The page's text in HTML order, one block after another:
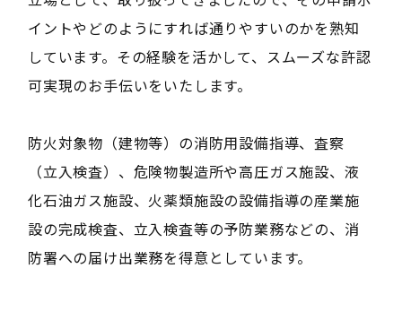
イントやどのようにすれば通りやすいのかを熟知
しています。その経験を活かして、スムーズな許認
可実現のお手伝いをいたします。
防火対象物（建物等）の消防用設備指導、査察
（立入検査）、危険物製造所や高圧ガス施設、液
化石油ガス施設、火薬類施設の設備指導の産業施
設の完成検査、立入検査等の予防業務などの、消
防署への届け出業務を得意としています。